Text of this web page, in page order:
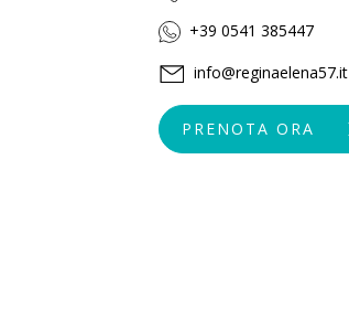
+39 0541 385447
info@reginaelena57.it
PRENOTA ORA